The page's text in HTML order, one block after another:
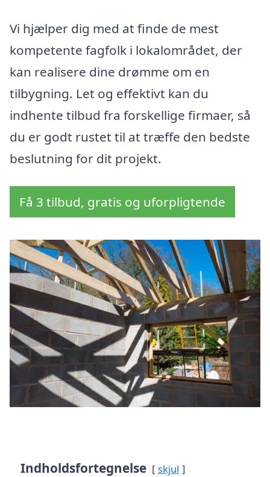
Vi hjælper dig med at finde de mest
kompetente fagfolk i lokalområdet, der
kan realisere dine drømme om en
tilbygning. Let og effektivt kan du
indhente tilbud fra forskellige firmaer, så
du er godt rustet til at træffe den bedste
beslutning for dit projekt.
Få 3 tilbud, gratis og uforpligtende
Indholdsfortegnelse skjul